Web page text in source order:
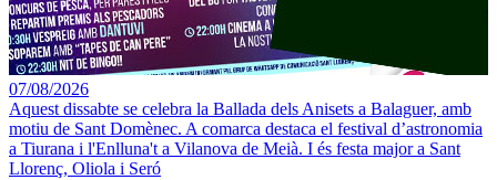
07/08/2026
Aquest dissabte se celebra la Ballada dels Anisets a Balaguer, amb
motiu de Sant Domènec. A comarca destaca el festival d’astronomia
a Tiurana i l'Enlluna't a Vilanova de Meià. I és festa major a Sant
Llorenç, Oliola i Seró